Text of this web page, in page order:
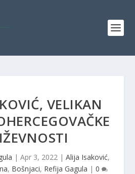
VELIKAN
| Apr 3, 2022 | Alija Isaković,
, Bošnjaci, Refija Gagula | 0